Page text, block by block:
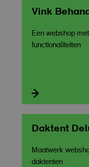
Vink
Een webshop
functionaliteiten

Daktent
Maatwerk
daktenten